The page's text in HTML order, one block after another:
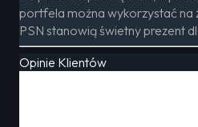
portfela można wykorzystać na
PSN stanowią świetny prezent
Opinie Klientów